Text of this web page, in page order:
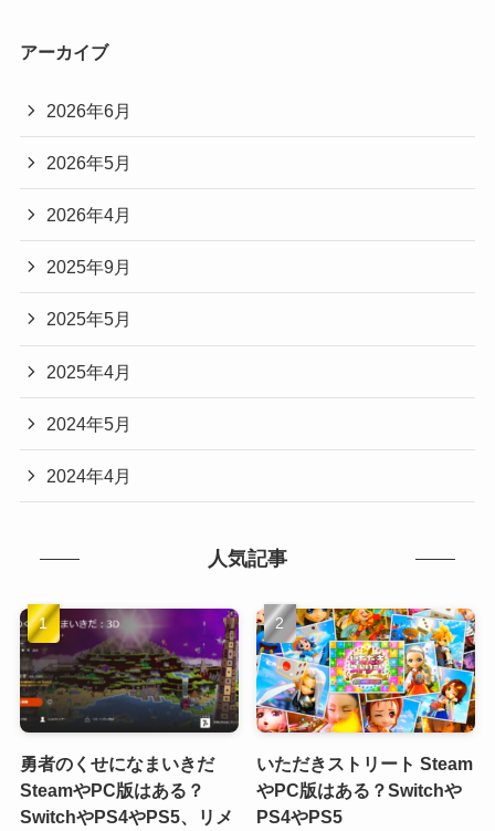
アーカイブ
2026年6月
2026年5月
2026年4月
2025年9月
2025年5月
2025年4月
2024年5月
2024年4月
人気記事
勇者のくせになまいきだ
SteamやPC版はある？
SwitchやPS4やPS5、リメ
いただきストリート Steam
やPC版はある？Switchや
PS4やPS5